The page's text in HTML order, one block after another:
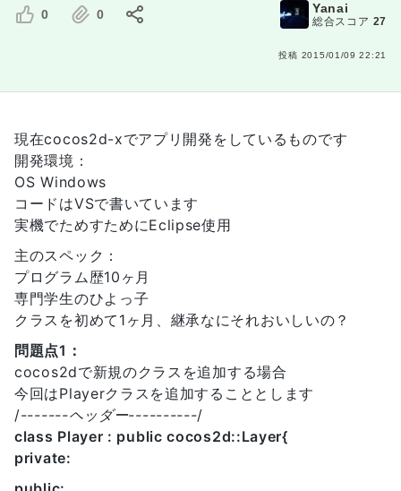
0 0 Yanai
総合スコア 27
投稿 2015/01/09 22:21
現在cocos2d-xでアプリ開発をしているものです
開発環境：
OS Windows
コードはVSで書いています
実機でためすためにEclipse使用
主のスペック：
プログラム歴10ヶ月
専門学生のひよっ子
クラスを初めて1ヶ月、継承なにそれおいしいの？
問題点1：
cocos2dで新規のクラスを追加する場合
今回はPlayerクラスを追加することとします
/-------ヘッダー----------/
class Player : public cocos2d::Layer{
private: